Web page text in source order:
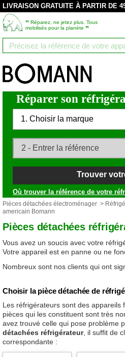
LIVRAISON GRATUITE À PARTIR DE
‟ Réparez, ne jetez plus. Tous
mobilisés pour la planète ”
Réparer son
1. Choisir la marque
Trouver
Où trouver la référence de votre
Pièces détachées électroménager >
americain Bomann
Pièces détachées
Vous avez un soucis avec votre
Votre appareil est en panne ou ne
Nombreux sont nos clients qui ont
Choisir la pièce détachée de
Les réfrigérateurs sont des appareils
pièces qui les constituent sont très
avez trouvé celle qui pose problème
détachées réfrigérateur, il suffit de
correspondante :